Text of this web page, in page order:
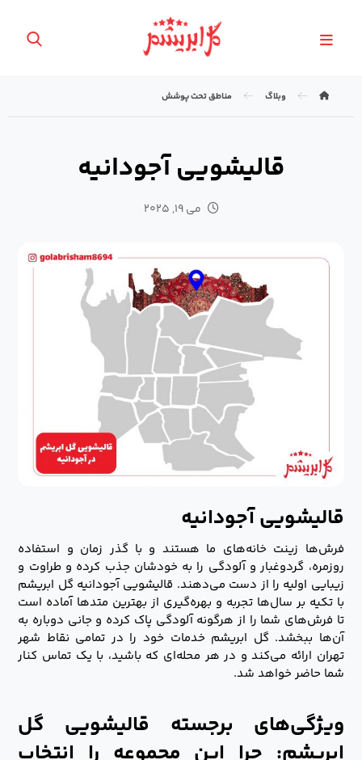
وبلاگ مناطق تحت پوشش
قالیشویی آجودانیه
می ۱۹, ۲۰۲۵
قالیشویی آجودانیه
فرش‌ها زینت خانه‌های ما هستند و با گذر زمان و استفاده
روزمره، گردوغبار و آلودگی را به خودشان جذب کرده و طراوت و
زیبایی اولیه را از دست می‌دهند. قالیشویی آجودانیه گل ابریشم
با تکیه بر سال‌ها تجربه و بهره‌گیری از بهترین متدها آماده است
تا فرش‌های شما را از هرگونه آلودگی پاک کرده و جانی دوباره به
آن‌ها ببخشد. گل ابریشم خدمات خود را در تمامی نقاط شهر
تهران ارائه می‌کند و در هر محله‌ای که باشید، با یک تماس کنار
شما حاضر خواهد شد.
ویژگی‌های برجسته قالیشویی گل